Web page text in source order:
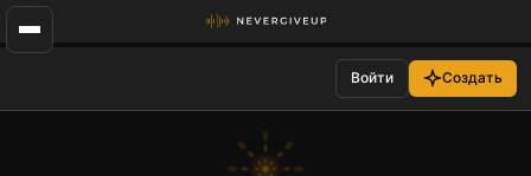
Войти Создать